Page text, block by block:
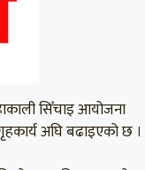
सिँचाइ आयोजना
अघि बढाइएको छ ।